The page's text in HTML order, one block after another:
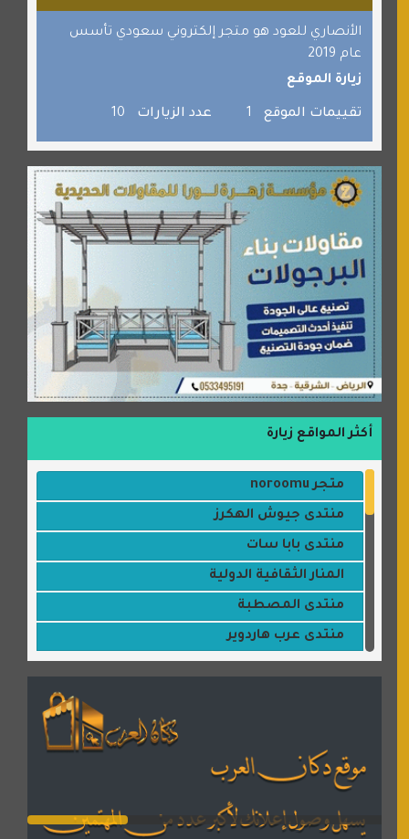
برامج كمبيوتر
جائزة دبي الدولية للقران الكريم
صفنة دوت كوم
الألسن لخدمات الترجمة المعتمدة
الأنصاري للعود هو متجر إلكتروني سعودي تأسس
عام 2019
زيارة الموقع
تقييمات الموقع 1 عدد الزيارات 10
أكثر المواقع زيارة
متجر noroomu
منتدى جيوش الهكرز
منتدى بابا سات
المنار الثقافية الدولية
منتدى المصطبة
منتدى عرب هاردوير
القران للجميع
منتدى همسات روائية
المكتبة الصوتية للقران الكريم